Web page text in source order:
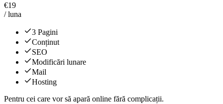
€19
/ luna
3 Pagini
Conținut
SEO
Modificări lunare
Mail
Hosting
Pentru cei care vor să apară online fără complicații.